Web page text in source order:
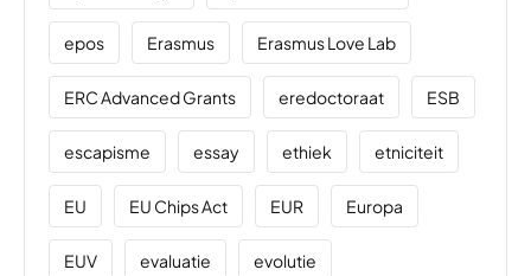
epos Erasmus Erasmus Love Lab
ERC Advanced Grants eredoctoraat ESB
escapisme essay ethiek etniciteit
EU EU Chips Act EUR Europa
EUV evaluatie evolutie